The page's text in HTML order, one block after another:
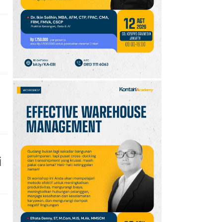
10 Klasemen Grup A Piala
AFF 2026: Ini Skenario
Indonesia Lolos ke
Semifinal